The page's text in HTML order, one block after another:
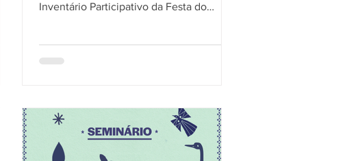
Inventário Participativo da Festa do
Cultural Alexandre de Gusmão (ARCAG)
técnico do projeto, João Bosco Bezerra
Bonfim, apresentou o conteúdo que
integrará tanto a publicação em livro